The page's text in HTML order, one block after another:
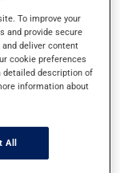
levez-vous
le
de dormir! -
VOUS
To improve your
and provide secure
deliver content
cookie preferences
detailed description of
information about
All